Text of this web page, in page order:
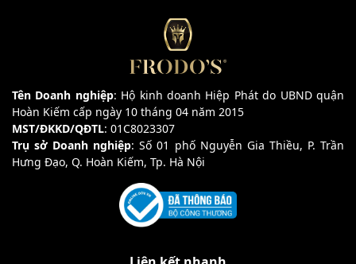
Tên Doanh nghiệp: Hộ kinh doanh Hiệp Phát do UBND quận
Hoàn Kiếm cấp ngày 10 tháng 04 năm 2015
MST/ĐKKD/QĐTL: 01C8023307
Trụ sở Doanh nghiệp: Số 01 phố Nguyễn Gia Thiều, P. Trần
Hưng Đạo, Q. Hoàn Kiếm, Tp. Hà Nội